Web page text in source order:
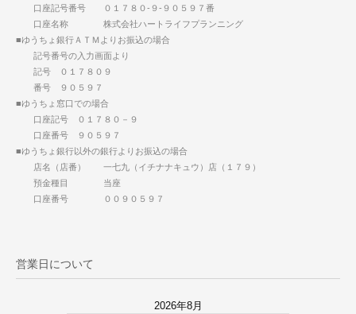
口座記号番号 ０１７８０-９-９０５９７番
口座名称 株式会社ハートライフプランニング
■ゆうちょ銀行ＡＴＭよりお振込の場合
記号番号の入力画面より
記号 ０１７８０９
番号 ９０５９７
■ゆうちょ窓口での場合
口座記号 ０１７８０－９
口座番号 ９０５９７
■ゆうちょ銀行以外の銀行よりお振込の場合
店名（店番） 一七九（イチナナキュウ）店（１７９）
預金種目 当座
口座番号 ００９０５９７
営業日について
2026年8月